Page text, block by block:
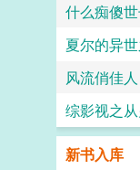
什么痴傻
夏尔的异
风流俏佳人
综影视之
新书入库